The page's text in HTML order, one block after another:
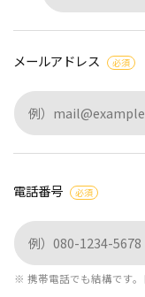
メールアドレス 必須
電話番号 必須
※ 携帯電話でも結構です。